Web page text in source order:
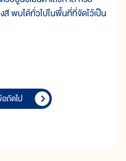
สี พบได้ทั่วไปในพื้นที่ที่จัดไว้เป็น
ถัดไป